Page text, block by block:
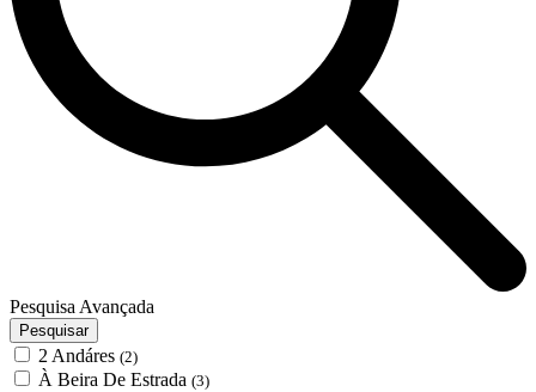
Pesquisa Avançada
Pesquisar
2 Andáres (2)
À Beira De Estrada (3)